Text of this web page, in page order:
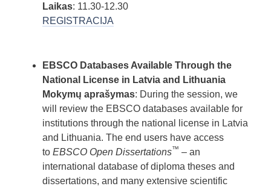
Laikas: 11.30-12.30
REGISTRACIJA
EBSCO Databases Available Through the
National License in Latvia and Lithuania
Mokymų aprašymas: During the session, we
will review the EBSCO databases available for
institutions through the national license in Latvia
and Lithuania. The end users have access
to EBSCO Open Dissertations™ – an
international database of diploma theses and
dissertations, and many extensive scientific